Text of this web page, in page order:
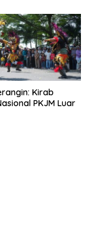
Kirab
PKJM Luar